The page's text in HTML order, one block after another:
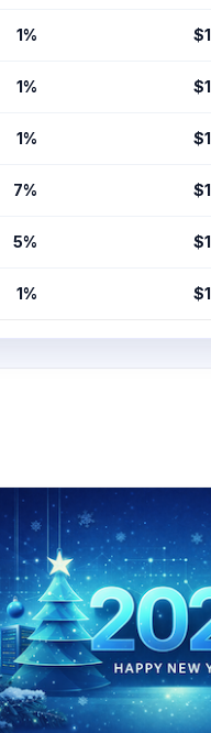
1% $1
1% $1
1% $1
7% $1
5% $1
1% $1